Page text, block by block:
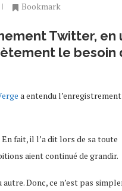
Bookmark
Twitter, en
le besoin
a entendu l’enregistrement
fait, il l’a dit lors de sa toute
aient continué de grandir.
Donc, ce n’est pas